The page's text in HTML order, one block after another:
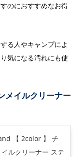
のにおすすめなお得
る人やキャンプによ
気になる汚れにも使
メイルクリーナー
【 2color 】 チ
ルクリーナー ステ